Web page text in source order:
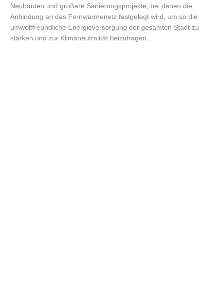
Neubauten und größere Sanierungsprojekte, bei denen die
Anbindung an das Fernwärmenetz festgelegt wird, um so die
umweltfreundliche Energieversorgung der gesamten Stadt zu
stärken und zur Klimaneutralität beizutragen.